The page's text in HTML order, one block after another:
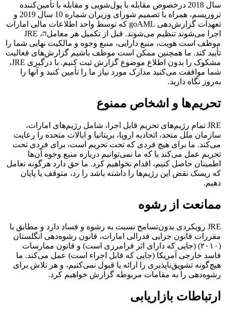
سال 2018 درخصوص مقابله با پول‌شویی و مقابله با تأمین‌کننده
تروریسم، همراه با تصمیم شورای وزیران شماره 10 سال 2019 و
تعهدات گزارش‌دهی goAML که توسط واحد اطلاعات مالی امارات
اجرا می‌شوند تنظیم می‌شوند. قبل از تکمیل هر معاملה، JRE
موظف است هویت، منبع دارایی، منبع وجوه و مالکیت نهایی شما را
تأیید کند. ما همچنین ممکن است موظف باشیم گزارش‌های فعالیت
مشکوک را بدون اطلاع موضوع گزارش ثبت کنیم. با درگیری JRE،
شما موافقت می‌کنید مدارک مورد نیاز ما را تأمین کنید و آنها را
به‌روز نگاه دارید.
تحریم‌ها و اشخاص ممنوع
JRE تمام رژیم‌های تحریم قابل اجرا، شامل رژیم‌های امارات،
سازمان ملل متحد، اتحادیه اروپا، بریتانیا و ایالات متحده را رعایت
می‌کند. ما برای هیچ فردی که تحت تحریم است، برای فردی تحت
تحریم عمل می‌کند یا که ما نمی‌توانیم درباره منبع وجوه آن‌ها
اطمینان حاصل کنیم، اقدام نخواهیم کرد. ما حق دارد هرگونه تعامل
که ریسک نقض این رژیم‌ها را داشته باشد را رد، متوقف یا پایان
دهیم.
ممانعت از رشوه
JRE رویکردی بدون‌تسامح نسبت به رشوه و فساد دارد و مطابق با
مقررات قانون جزایی فدرالی امارات، قانون رشوه‌دهی انگلستان
(۲۰۱۰) (جایی که دارای اثر فرامرزی است) و قانون ممارسات
فاسد خارجی آمریکا (جایی که قابل اجراء است) عمل می‌کند. ما
هیچ‌گونه تشویق‌ناپذیری را ارائه یا قبول نمی‌کنیم، و هر تلاش برای
رشوه‌دهی را به مقامات مربوطه گزارش خواهیم کرد.
ارتباطات بازاریابی